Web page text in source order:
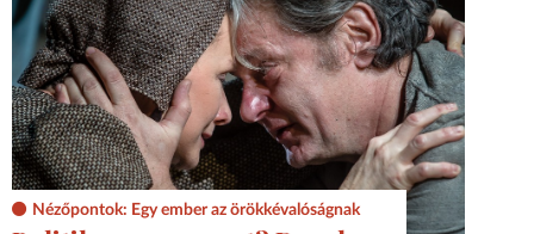
Nézőpontok: Egy ember az örökkévalóságnak